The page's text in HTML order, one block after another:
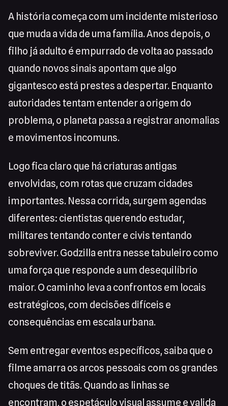
A história começa com um incidente misterioso
que muda a vida de uma família. Anos depois, o
filho já adulto é empurrado de volta ao passado
quando novos sinais apontam que algo
gigantesco está prestes a despertar. Enquanto
autoridades tentam entender a origem do
problema, o planeta passa a registrar anomalias
e movimentos incomuns.
Logo fica claro que há criaturas antigas
envolvidas, com rotas que cruzam cidades
importantes. Nessa corrida, surgem agendas
diferentes: cientistas querendo estudar,
militares tentando conter e civis tentando
sobreviver. Godzilla entra nesse tabuleiro como
uma força que responde a um desequilíbrio
maior. O caminho leva a confrontos em locais
estratégicos, com decisões difíceis e
consequências em escala urbana.
Sem entregar eventos específicos, saiba que o
filme amarra os arcos pessoais com os grandes
choques de titãs. Quando as linhas se
encontram, o espetáculo visual assume e valida